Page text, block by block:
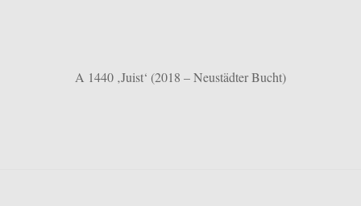
A 1440 ‚Juist‘ (2018 – Neustädter Bucht)